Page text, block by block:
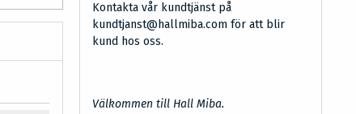
Kontakta vår kundtjänst på
kundtjanst@hallmiba.com för att blir
kund hos oss.
Välkommen till Hall Miba.